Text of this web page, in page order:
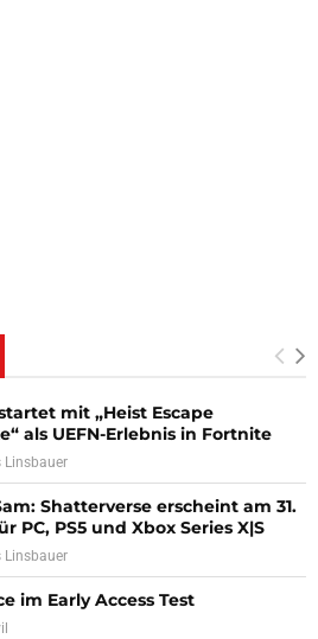
startet mit „Heist Escape
als UEFN-Erlebnis in Fortnite
Linsbauer
Shatterverse erscheint am 31.
PC, PS5 und Xbox Series X|S
Linsbauer
im Early Access Test